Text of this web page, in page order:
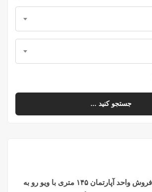
جستجو کنید ...
فروش واحد آپارتمان ۱۴۵ متری با ویو رو به